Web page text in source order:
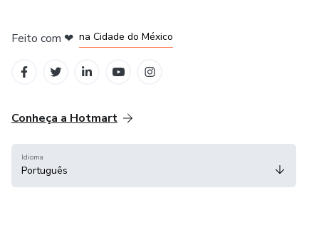
Feito com ❤ na Cidade do México
Conheça a Hotmart
Idioma
Português